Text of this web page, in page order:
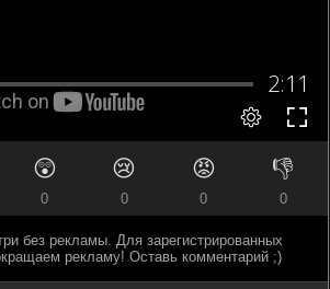
😲
0
😢
0
😡
0
👎
0
без рекламы. Для зарегистрированных
рекламу! Оставь комментарий ;)